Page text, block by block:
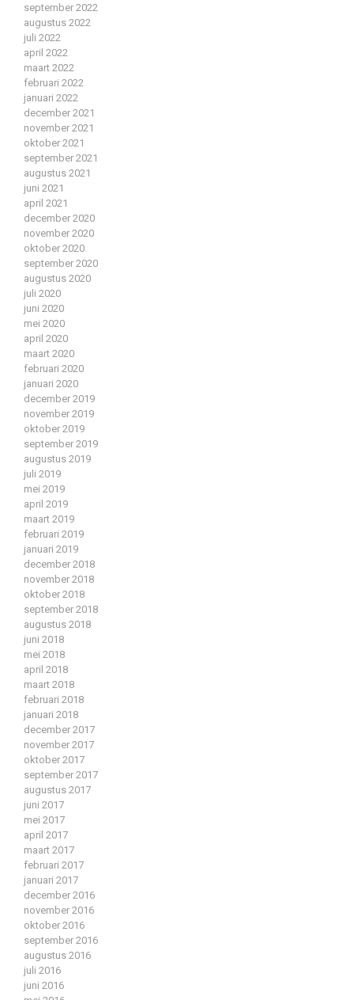
september 2022
augustus 2022
juli 2022
april 2022
maart 2022
februari 2022
januari 2022
december 2021
november 2021
oktober 2021
september 2021
augustus 2021
juni 2021
april 2021
december 2020
november 2020
oktober 2020
september 2020
augustus 2020
juli 2020
juni 2020
mei 2020
april 2020
maart 2020
februari 2020
januari 2020
december 2019
november 2019
oktober 2019
september 2019
augustus 2019
juli 2019
mei 2019
april 2019
maart 2019
februari 2019
januari 2019
december 2018
november 2018
oktober 2018
september 2018
augustus 2018
juni 2018
mei 2018
april 2018
maart 2018
februari 2018
januari 2018
december 2017
november 2017
oktober 2017
september 2017
augustus 2017
juni 2017
mei 2017
april 2017
maart 2017
februari 2017
januari 2017
december 2016
november 2016
oktober 2016
september 2016
augustus 2016
juli 2016
juni 2016